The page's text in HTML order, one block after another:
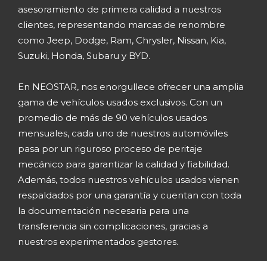
asesoramiento de primera calidad a nuestros
clientes, representando marcas de renombre
como Jeep, Dodge, Ram, Chrysler, Nissan, Kia,
Suzuki, Honda, Subaru y BYD.
En NEOSTAR, nos enorgullece ofrecer una amplia
gama de vehículos usados exclusivos. Con un
promedio de más de 90 vehículos usados
mensuales, cada uno de nuestros automóviles
pasa por un riguroso proceso de peritaje
mecánico para garantizar la calidad y fiabilidad.
Además, todos nuestros vehículos usados vienen
respaldados por una garantía y cuentan con toda
la documentación necesaria para una
transferencia sin complicaciones, gracias a
nuestros experimentados gestores.